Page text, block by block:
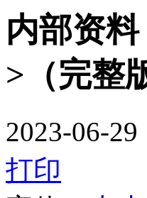
内部资
>（完整
2023-06-29
打印